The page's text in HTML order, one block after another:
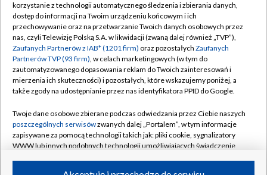
TVP
Abonament TVP
Emisja w TVP
Centrum informacji TVP
Naziemna Telewizja Cyfrowa
Rada Programowa
System NOS
Informacje o nadawcy
Regulamin TVP
Polityka prywatności
Moje zgody
Pomoc
Kontakt
Kanały
korzystanie z technologii automatycznego śledzenia i zbierania danych,
dostęp do informacji na Twoim urządzeniu końcowym i ich
przechowywanie oraz na przetwarzanie Twoich danych osobowych przez
nas, czyli Telewizję Polską S.A. w likwidacji (zwaną dalej również „TVP”),
Zaufanych Partnerów z IAB* (1201 firm) oraz pozostałych Zaufanych
Partnerów TVP (93 firm), w celach marketingowych (w tym do
zautomatyzowanego dopasowania reklam do Twoich zainteresowań i
mierzenia ich skuteczności) i pozostałych, które wskazujemy poniżej, a
także zgody na udostępnianie przez nas identyfikatora PPID do Google.
Twoje dane osobowe zbierane podczas odwiedzania przez Ciebie naszych
poszczególnych serwisówzwanych dalej „Portalem”, w tym informacje
zapisywane za pomocą technologii takich jak: pliki cookie, sygnalizatory
WWW lub innych podobnych technologii umożliwiających świadczenie